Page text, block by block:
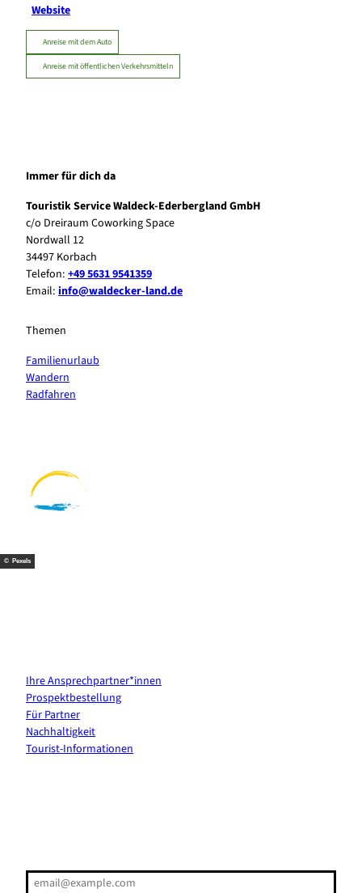
Website
Anreise mit dem Auto
Anreise mit öffentlichen Verkehrsmitteln
Immer für dich da
Touristik Service Waldeck-Ederbergland GmbH
c/o Dreiraum Coworking Space
Nordwall 12
34497 Korbach
Telefon: +49 5631 9541359
Email: info@waldecker-land.de
Themen
Familienurlaub
Wandern
Radfahren
b
n
t
r
e
t
u
b
© Pexels
Ihre Ansprechpartner*innen
Prospektbestellung
Für Partner
Nachhaltigkeit
Tourist-Informationen